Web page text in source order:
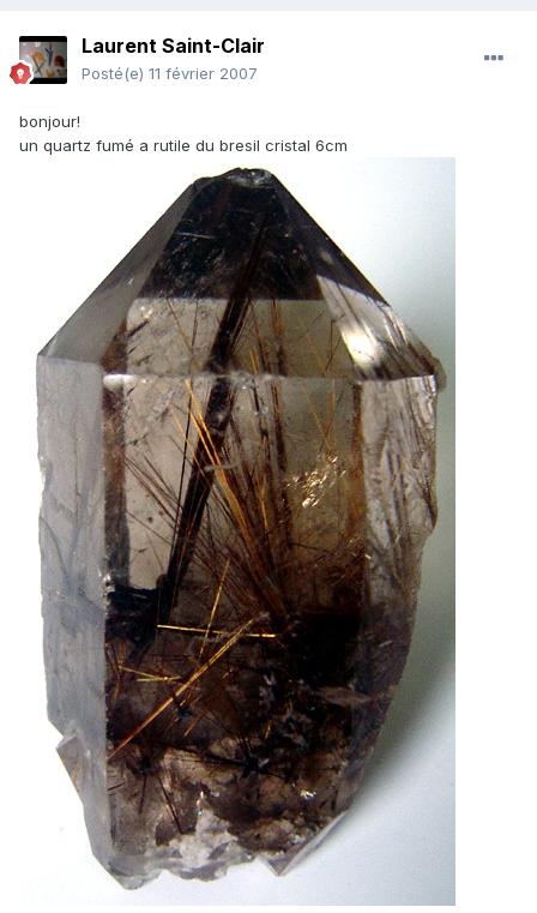
Laurent Saint-Clair
Posté(e) 11 février 2007
bonjour!
un quartz fumé a rutile du bresil cristal 6cm